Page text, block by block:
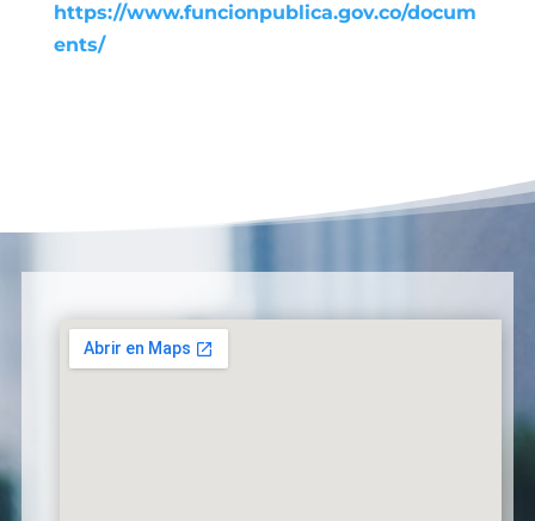
https://www.funcionpublica.gov.co/docum
ents/